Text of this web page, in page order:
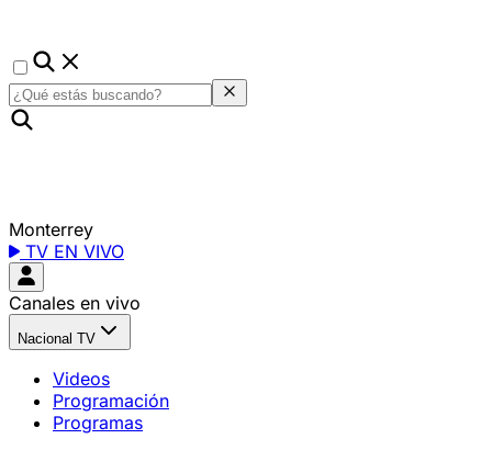
Monterrey
TV EN VIVO
Canales en vivo
Nacional TV
Videos
Programación
Programas